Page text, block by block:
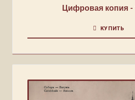
Цифровая копия -
КУПИТЬ